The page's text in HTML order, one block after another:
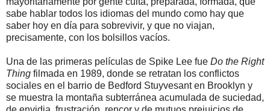
sabe hablar todos los idiomas del mundo como hay que
saber hoy en día para sobrevivir, y que no viajan,
precisamente, con los bolsillos vacíos.
Una de las primeras películas de Spike Lee fue Do the Right
Thing filmada en 1989, donde se retratan los conflictos
sociales en el barrio de Bedford Stuyvesant en Brooklyn y
se muestra la montaña subterránea acumulada de suciedad,